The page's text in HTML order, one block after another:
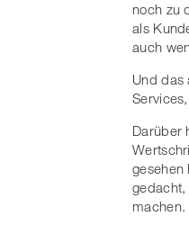
noch zu
als
auch
Und das
Darüber
gesehen
gedacht,
machen.